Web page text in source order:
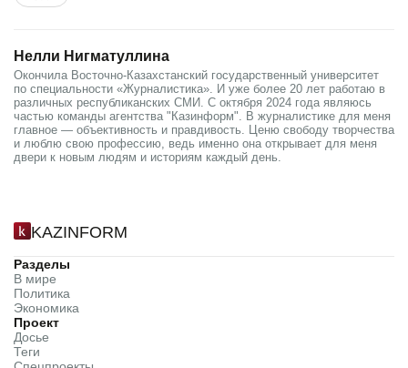
Нелли Нигматуллина
Окончила Восточно-Казахстанский государственный университет
по специальности «Журналистика». И уже более 20 лет работаю в
различных республиканских СМИ. С октября 2024 года являюсь
частью команды агентства "Казинформ". В журналистике для меня
главное — объективность и правдивость. Ценю свободу творчества
и люблю свою профессию, ведь именно она открывает для меня
двери к новым людям и историям каждый день.
KAZINFORM
Разделы
В мире
Политика
Экономика
Проект
Досье
Теги